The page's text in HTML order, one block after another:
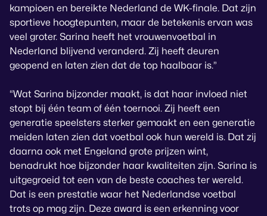
kampioen en bereikte Nederland de WK-finale. Dat zijn
sportieve hoogtepunten, maar de betekenis ervan was
veel groter. Sarina heeft het vrouwenvoetbal in
Nederland blijvend veranderd. Zij heeft deuren
geopend en laten zien dat de top haalbaar is.”
“Wat Sarina bijzonder maakt, is dat haar invloed niet
stopt bij één team of één toernooi. Zij heeft een
generatie speelsters sterker gemaakt en een generatie
meiden laten zien dat voetbal ook hun wereld is. Dat zij
daarna ook met Engeland grote prijzen wint,
benadrukt hoe bijzonder haar kwaliteiten zijn. Sarina is
uitgegroeid tot een van de beste coaches ter wereld.
Dat is een prestatie waar het Nederlandse voetbal
trots op mag zijn. Deze award is een erkenning voor